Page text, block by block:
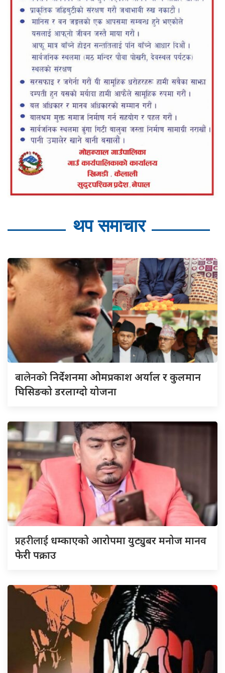
थप समाचार
बालेनकोनिर्देशनमा ओमप्रकाश अर्याल र कुलमान
घिसिङको डरलाग्दो योजना
प्रहरीलाई धम्काएको आरोपमा युट्युबर मनोज मानव
फेरी पक्राउ